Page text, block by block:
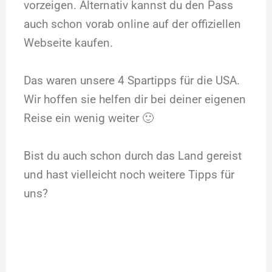
vorzeigen. Alternativ kannst du den Pass
auch schon vorab online auf der offiziellen
Webseite kaufen.
Das waren unsere 4 Spartipps für die USA.
Wir hoffen sie helfen dir bei deiner eigenen
Reise ein wenig weiter 🙂
Bist du auch schon durch das Land gereist
und hast vielleicht noch weitere Tipps für
uns?